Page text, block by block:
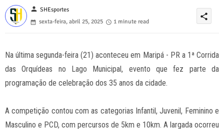
person SHEsportes
sexta-feira, abril 25, 2025
1 minute read
share
Na última segunda-feira (21) aconteceu em Maripá - PR a 1ª Corrida
das Orquídeas no Lago Municipal, evento que fez parte da
programação de celebração dos 35 anos da cidade.
A competição contou com as categorias Infantil, Juvenil, Feminino e
Masculino e PCD, com percursos de 5km e 10km. A largada ocorreu